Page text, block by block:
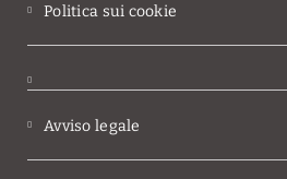
Politica sui cookie
Avviso legale